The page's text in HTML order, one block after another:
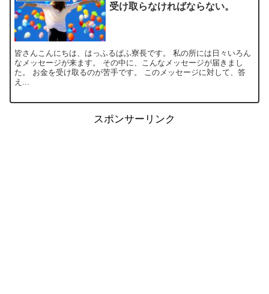
受け取らなければならない。
皆さんこんにちは、はっふるぱふ寮長です。 私の所には日々いろん
なメッセージが来ます。 その中に、こんなメッセージが届きまし
た。 お金を受け取るのが苦手です。 このメッセージに対して、答
え...
スポンサーリンク